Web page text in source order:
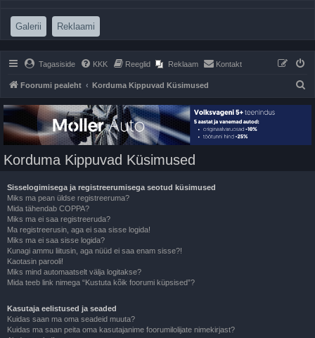
Galerii (Opens a new tab)
Reklaami
Tagasiside KKK Reeglid Reklaam Kontakt
Foorumi pealeht Korduma Kippuvad Küsimused
Korduma Kippuvad Küsimused
Sisselogimisega ja registreerumisega seotud küsimused
Miks ma pean üldse registreeruma?
Mida tähendab COPPA?
Miks ma ei saa registreeruda?
Ma registreerusin, aga ei saa sisse logida!
Miks ma ei saa sisse logida?
Kunagi ammu liitusin, aga nüüd ei saa enam sisse?!
Kaotasin parooli!
Miks mind automaatselt välja logitakse?
Mida teeb link nimega “Kustuta kõik foorumi küpsised”?
Kasutaja eelistused ja seaded
Kuidas saan ma oma seadeid muuta?
Kuidas ma saan peita oma kasutajanime foorumilolijate nimekirjast?